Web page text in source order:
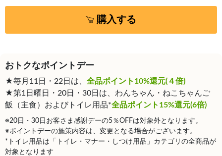
購入する
おトクなポイントデー
★毎月11日・22日は、 全品ポイント10%還元(４倍)
★第1日曜日・20日・30日は、わんちゃん・ねこちゃんご
飯（主食）およびトイレ用品*全品ポイント15%還元(6倍)
※20日・30日お客さま感謝デーの5％OFFは対象外となります。
※ポイントデーの施策内容は、変更となる場合がございます。
*トイレ用品は「トイレ・マナー・しつけ用品」カテゴリの全商品が
対象となります